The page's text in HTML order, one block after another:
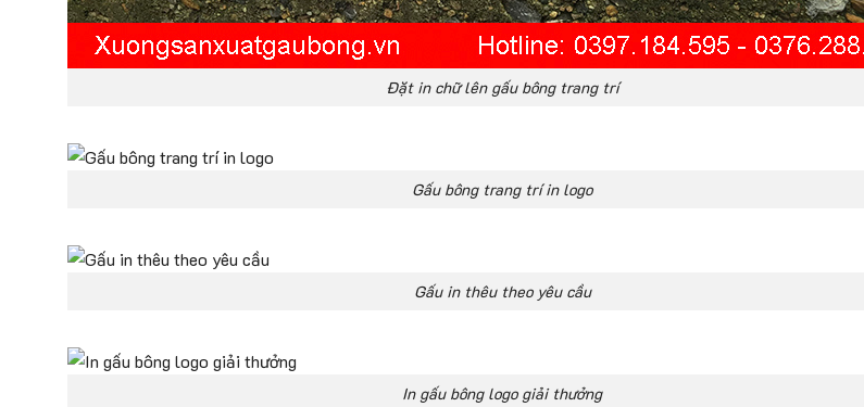
Đặt in chữ lên gấu bông trang trí
Gấu bông trang trí in logo
Gấu in thêu theo yêu cầu
In gấu bông logo giải thưởng